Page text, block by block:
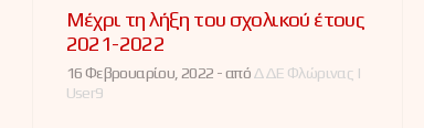
Μέχρι τη λήξη του σχολικού έτους
2021-2022
16 Φεβρουαρίου, 2022 -απόΔΔΕ Φλώρινας |
User9